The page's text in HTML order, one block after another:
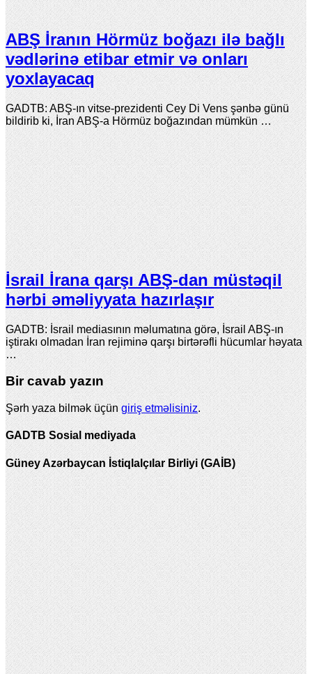
ABŞ İranın Hörmüz boğazı ilə bağlı
vədlərinə etibar etmir və onları
yoxlayacaq
GADTB: ABŞ-ın vitse-prezidenti Cey Di Vens şənbə günü
bildirib ki, İran ABŞ-a Hörmüz boğazından mümkün …
İsrail İrana qarşı ABŞ-dan müstəqil
hərbi əməliyyata hazırlaşır
GADTB: İsrail mediasının məlumatına görə, İsrail ABŞ-ın
iştirakı olmadan İran rejiminə qarşı birtərəfli hücumlar həyata
…
Bir cavab yazın
Şərh yaza bilmək üçün giriş etməlisiniz.
GADTB Sosial mediyada
Güney Azərbaycan İstiqlalçılar Birliyi (GAİB)